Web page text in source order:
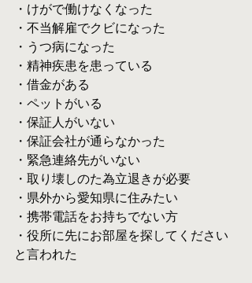
・けがで働けなくなった
・不当解雇でクビになった
・うつ病になった
・精神疾患を患っている
・借金がある
・ペットがいる
・保証人がいない
・保証会社が通らなかった
・緊急連絡先がいない
・取り壊しのた為立退きが必要
・県外から愛知県に住みたい
・携帯電話をお持ちでない方
・役所に先にお部屋を探してください
と言われた